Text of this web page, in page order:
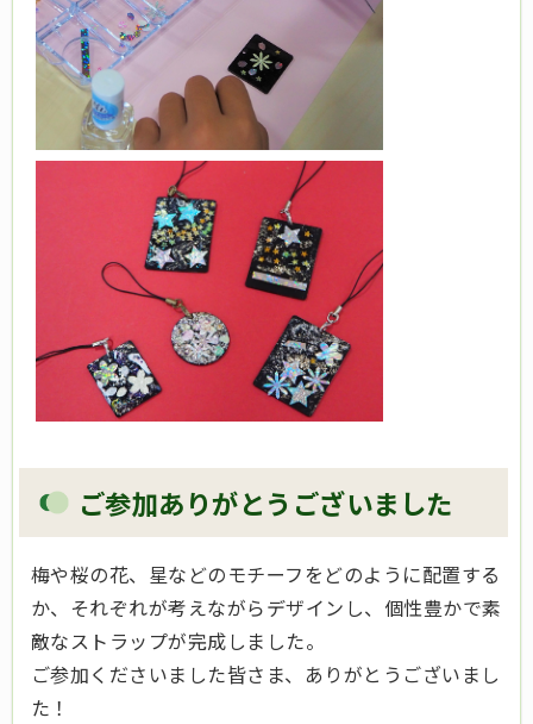
ご参加ありがとうございました
梅や桜の花、星などのモチーフをどのように配置する
か、それぞれが考えながらデザインし、個性豊かで素
敵なストラップが完成しました。
ご参加くださいました皆さま、ありがとうございまし
た！